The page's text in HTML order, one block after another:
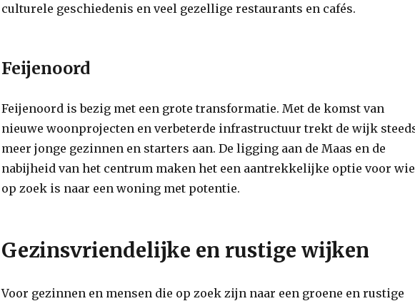
culturele geschiedenis en veel gezellige restaurants en cafés.
Feijenoord
Feijenoord is bezig met een grote transformatie. Met de komst van
nieuwe woonprojecten en verbeterde infrastructuur trekt de wijk
meer jonge gezinnen en starters aan. De ligging aan de Maas en de
nabijheid van het centrum maken het een aantrekkelijke optie voor wie
op zoek is naar een woning met potentie.
Gezinsvriendelijke en rustige wijken
Voor gezinnen en mensen die op zoek zijn naar een groene en rustige